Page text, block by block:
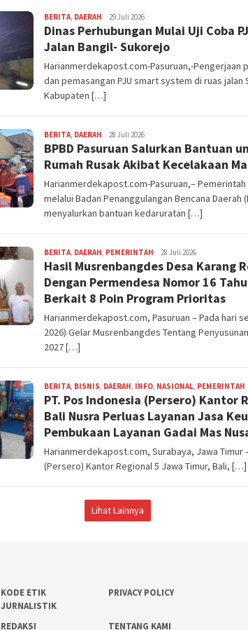
BERITA, DAERAH Editor
Pasuruan
29 Juli 2026
Dinas Perhubungan Mulai Uji Coba
Jalan Bangil- Sukorejo
Harianmerdekapost.com-Pasuruan,-Pengerjaan
dan pemasangan PJU smart system di ruas jalan
Kabupaten […]
BERITA, DAERAH Editor
Pasuruan
28 Juli 2026
BPBD Pasuruan Salurkan Bantuan
Rumah Rusak Akibat Kecelakaan
Harianmerdekapost.com-Pasuruan,– Pemerintah
melalui Badan Penanggulangan Bencana Daerah
menyalurkan bantuan kedaruratan […]
BERITA, DAERAH, PEMERINTAH Editor
Pasuruan
28 Juli 2026
Hasil Musrenbangdes Desa Karang
Dengan Permendesa Nomor 16
Berkait 8 Poin Program Prioritas
Harianmerdekapost.com, Pasuruan – Pada hari
2026) Gelar Musrenbangdes Tentang
2027 […]
BERITA, BISNIS, DAERAH, INFO, NASIONAL, PEMERINTAH
PT. Pos Indonesia (Persero) Kantor
Bali Nusra Perluas Layanan Jasa
Pembukaan Layanan Gadai Mas
Harianmerdekapost.com, Surabaya, Jawa Timur
(Persero) Kantor Regional 5 Jawa Timur, Bali, […]
Lihat Lainnya
KODE ETIK
JURNALISTIK
PRIVACY POLICY
REDAKSI TENTANG KAMI